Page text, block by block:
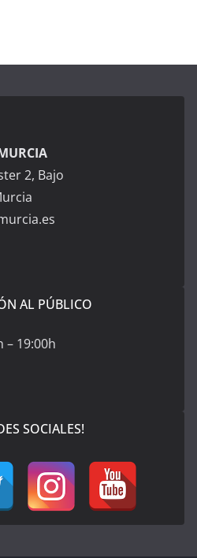
2, Bajo
AL PÚBLICO
– 19:00h
SOCIALES!